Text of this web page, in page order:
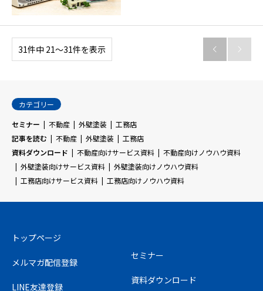
31件中 21〜31件を表示  
カテゴリー
セミナー
不動産 外壁塗装
工務店
記事を読む
不動産 外壁塗装
工務店
資料ダウンロード
不動産向けサービス資料
不動産向けノウハウ資料
外壁塗装向けサービス資料
外壁塗装向けノウハウ資料
工務店向けサービス資料
工務店向けノウハウ資料
トップページ
メルマガ配信登録
LINE友達登録
セミナー
資料ダウンロード